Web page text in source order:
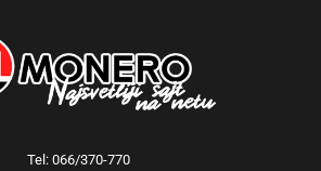
Tel: 066/370-770